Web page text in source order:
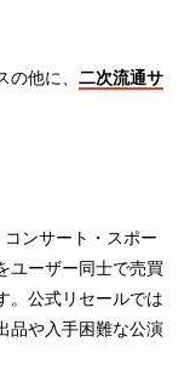
他に、 二次流通サ
ンサート・スポー
ユーザー同士で売買
。公式リセールでは
品や入手困難な公演